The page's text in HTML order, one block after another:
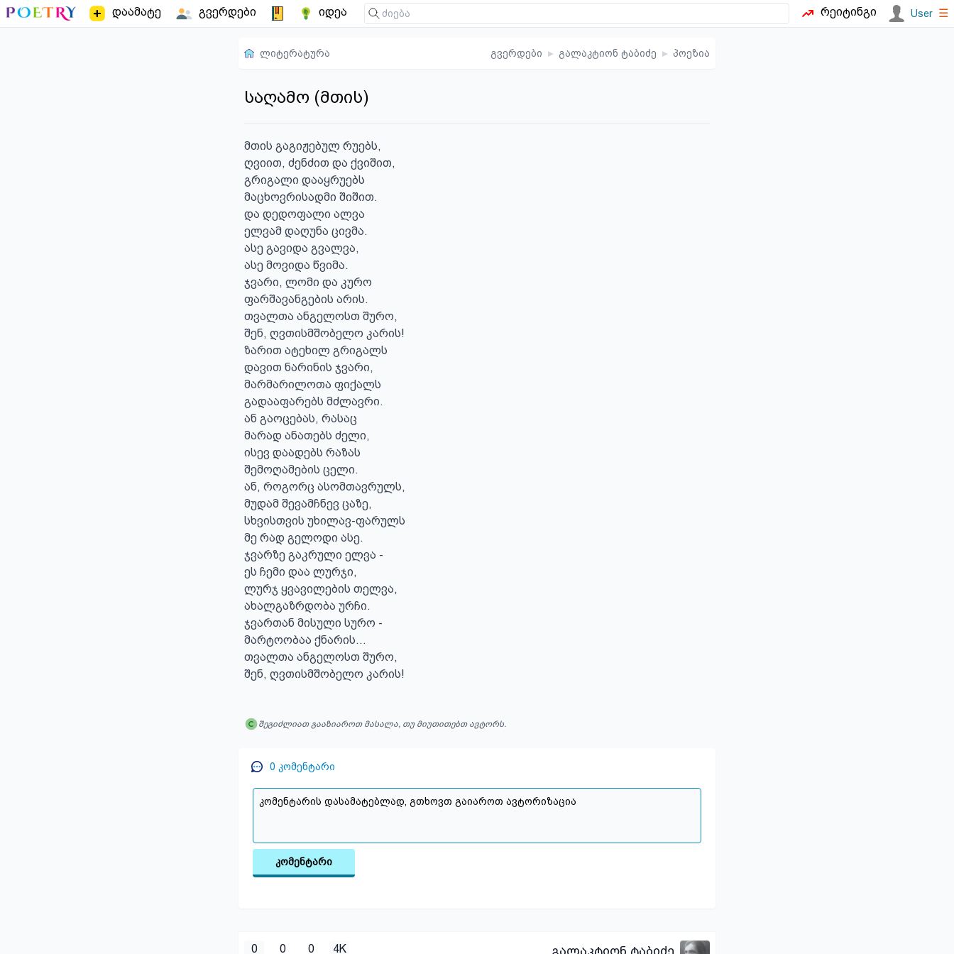
დაამატე გვერდები იდეა რეიტინგი User ☰
ლიტერატურა გვერდები ▸ გალაკტიონ ტაბიძე ▸ პოეზია
საღამო (მთის)
მთის გაგიჟებულ რუებს,
ღვიით, ძენძით და ქვიშით,
გრიგალი დააყრუებს
მაცხოვრისადმი შიშით.
და დედოფალი ალვა
ელვამ დაღუნა ცივმა.
ასე გავიდა გვალვა,
ასე მოვიდა წვიმა.
ჯვარი, ლომი და კურო
ფარშავანგების არის.
თვალთა ანგელოსთ შურო,
შენ, ღვთისმშობელო კარის!
ზარით ატეხილ გრიგალს
დავით ნარინის ჯვარი,
მარმარილოთა ფიქალს
გადააფარებს მძლავრი.
ან გაოცებას, რასაც
მარად ანათებს ძელი,
ისევ დაადებს რაზას
შემოღამების ცელი.
ან, როგორც ასომთავრულს,
მუდამ შევამჩნევ ცაზე,
სხვისთვის უხილავ-ფარულს
მე რად გელოდი ასე.
ჯვარზე გაკრული ელვა -
ეს ჩემი დაა ლურჯი,
ლურჯ ყვავილების თელვა,
ახალგაზრდობა ურჩი.
ჯვართან მისული სურო -
მარტოობაა ქნარის...
თვალთა ანგელოსთ შურო,
შენ, ღვთისმშობელო კარის!
შეგიძლიათ გააზიაროთ მასალა, თუ მიუთითებთ ავტორს.
0 კომენტარი
კომენტარი
0 0 0 4K გალაკტიონ ტაბიძე